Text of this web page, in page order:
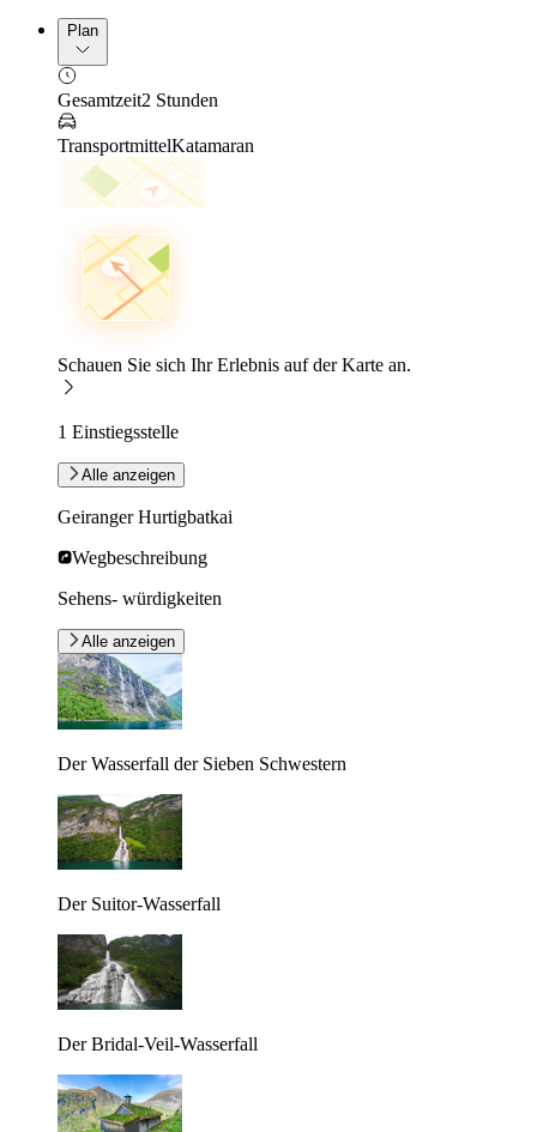
Plan
Gesamtzeit2 Stunden
TransportmittelKatamaran
Schauen Sie sich Ihr Erlebnis auf der Karte an.
1 Einstiegsstelle
Alle anzeigen
Geiranger Hurtigbatkai
Wegbeschreibung
Sehens- würdigkeiten
Alle anzeigen
Der Wasserfall der Sieben Schwestern
Der Suitor-Wasserfall
Der Bridal-Veil-Wasserfall